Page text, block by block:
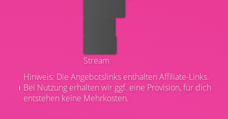
Stream
Hinweis: Die Angebotslinks enthalten Affiliate-Links.
Bei Nutzung erhalten wir ggf. eine Provision, für dich
entstehen keine Mehrkosten.